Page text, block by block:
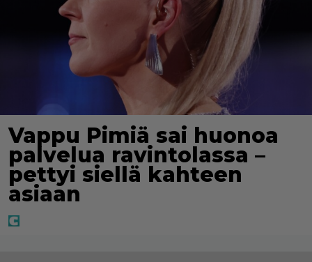
Vappu Pimiä sai huonoa
palvelua ravintolassa –
pettyi siellä kahteen
asiaan